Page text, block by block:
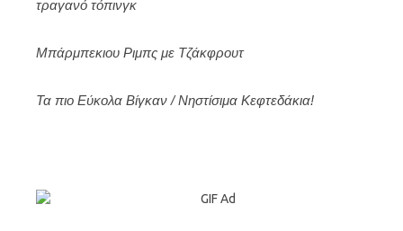
τραγανό τόπινγκ
Μπάρμπεκιου Ριμπς με Τζάκφρουτ
Τα πιο Εύκολα Βίγκαν / Νηστίσιμα Κεφτεδάκια!